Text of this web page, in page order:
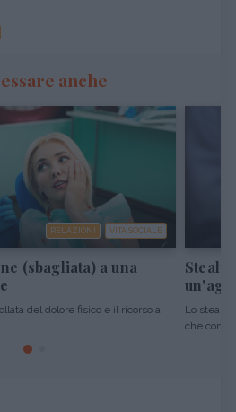
anche
RELAZIONI VITA SOCIALE
(sbagliata) a una
del dolore fisico e il ricorso a
Lo
che